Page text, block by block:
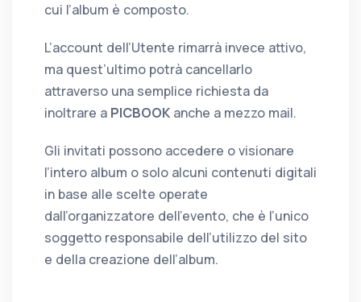
cui l’album è composto.
L’account dell’Utente rimarrà invece attivo,
ma quest’ultimo potrà cancellarlo
attraverso una semplice richiesta da
inoltrare a PICBOOK anche a mezzo mail.
Gli invitati possono accedere o visionare
l’intero album o solo alcuni contenuti digitali
in base alle scelte operate
dall’organizzatore dell’evento, che è l’unico
soggetto responsabile dell’utilizzo del sito
e della creazione dell’album.